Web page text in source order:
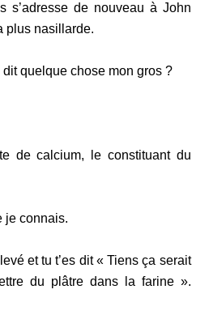
s’adresse de nouveau à John
plus nasillarde.
quelque chose mon gros ?
de calcium, le constituant du
je connais.
et tu t’es dit « Tiens ça serait
du plâtre dans la farine ».